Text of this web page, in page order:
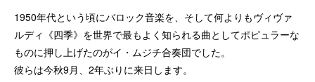
1950年代という頃にバロック音楽を、そして何よりもヴィヴァ
ルディ《四季》を世界で最もよく知られる曲としてポピュラーな
ものに押し上げたのがイ・ムジチ合奏団でした。
彼らは今秋9月、2年ぶりに来日します。